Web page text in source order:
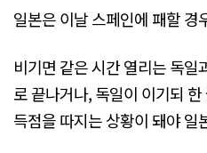
일본은 이날 스페인에 패할 경
비기면 같은 시간 열리는 독
로 끝나거나, 독일이 이기되
득점을 따지는 상황이 돼야 일